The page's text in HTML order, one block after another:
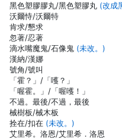
黑色塑膠膠丸/黑色塑膠丸 (改成
沃爾恃/沃爾特
肯求/懇求
忽著/忍著
滴水嘴魔鬼/石像鬼 (未改。)
漢納/漢娜
號角/號叫
「霍？」/「嚄？」
「喔霍。」/「喔嚄！」
不過。最後/不過，最後
械樹板/械木板
拴在/扣在 (未改。)
艾里希。洛恩/艾里希．洛恩